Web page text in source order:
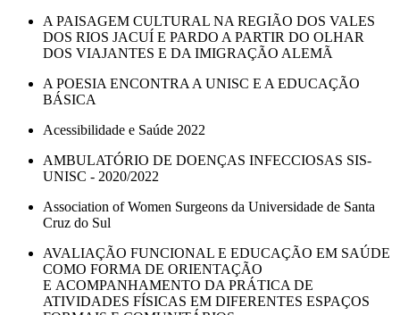
A PAISAGEM CULTURAL NA REGIÃO DOS VALES
DOS RIOS JACUÍ E PARDO A PARTIR DO OLHAR
DOS VIAJANTES E DA IMIGRAÇÃO ALEMÃ
A POESIA ENCONTRA A UNISC E A EDUCAÇÃO
BÁSICA
Acessibilidade e Saúde 2022
AMBULATÓRIO DE DOENÇAS INFECCIOSAS SIS-
UNISC - 2020/2022
Association of Women Surgeons da Universidade de Santa
Cruz do Sul
AVALIAÇÃO FUNCIONAL E EDUCAÇÃO EM SAÚDE
COMO FORMA DE ORIENTAÇÃO
E ACOMPANHAMENTO DA PRÁTICA DE
ATIVIDADES FÍSICAS EM DIFERENTES ESPAÇOS